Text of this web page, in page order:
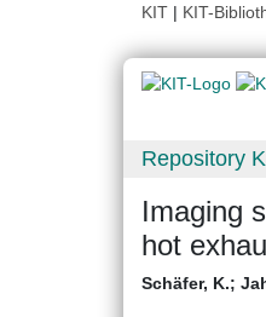
KIT | KIT-
Repository
Imaging
hot
Schäfer, K.;